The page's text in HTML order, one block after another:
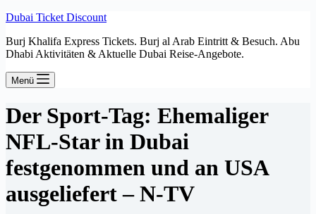
Dubai Ticket Discount
Burj Khalifa Express Tickets. Burj al Arab Eintritt & Besuch. Abu
Dhabi Aktivitäten & Aktuelle Dubai Reise-Angebote.
Menü
Der Sport-Tag: Ehemaliger
NFL-Star in Dubai
festgenommen und an USA
ausgeliefert – N-TV